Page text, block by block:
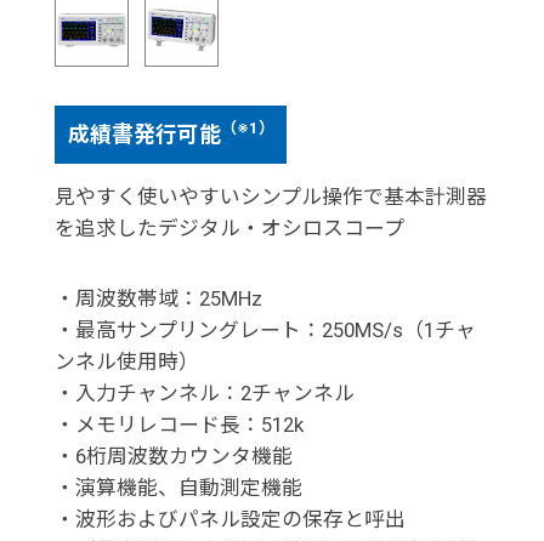
成績書発行可能（※1）
見やすく使いやすいシンプル操作で基本計測器
を追求したデジタル・オシロスコープ
・周波数帯域：25MHz
・最高サンプリングレート：250MS/s（1チャ
ンネル使用時）
・入力チャンネル：2チャンネル
・メモリレコード長：512k
・6桁周波数カウンタ機能
・演算機能、自動測定機能
・波形およびパネル設定の保存と呼出